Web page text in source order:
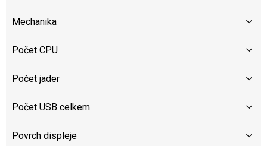
Mechanika
Počet CPU
Počet jader
Počet USB celkem
Povrch displeje